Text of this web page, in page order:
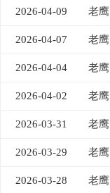
2026-04-09 老鹰
2026-04-07 老鹰
2026-04-04 老鹰
2026-04-02 老鹰
2026-03-31 老鹰
2026-03-29 老鹰
2026-03-28 老鹰